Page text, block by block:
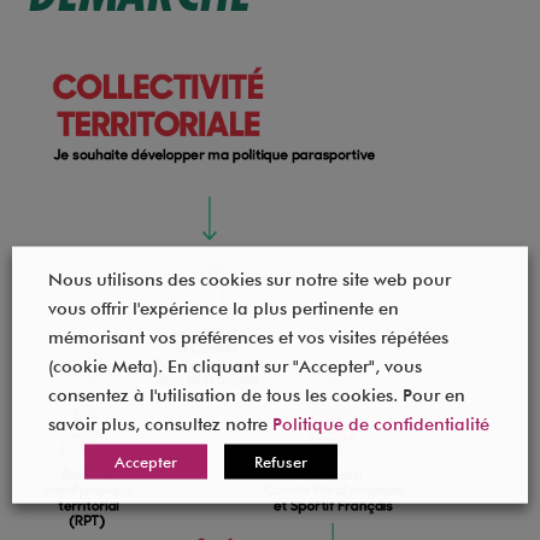
Nous utilisons des cookies sur notre site web pour
vous offrir l'expérience la plus pertinente en
mémorisant vos préférences et vos visites répétées
(cookie Meta). En cliquant sur "Accepter", vous
consentez à l'utilisation de tous les cookies. Pour en
savoir plus, consultez notre Politique de confidentialité
Accepter Refuser